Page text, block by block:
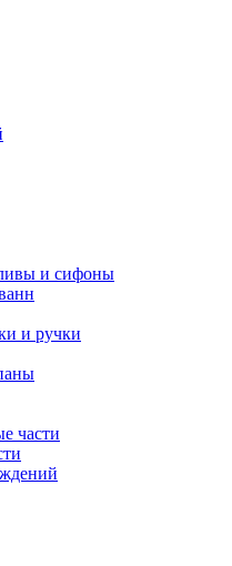
и сифоны
и ручки
части